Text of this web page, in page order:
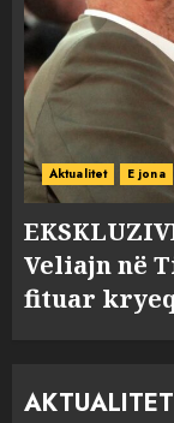
Aktualitet E jona
Veliajn në
fituar
AKTUALITET